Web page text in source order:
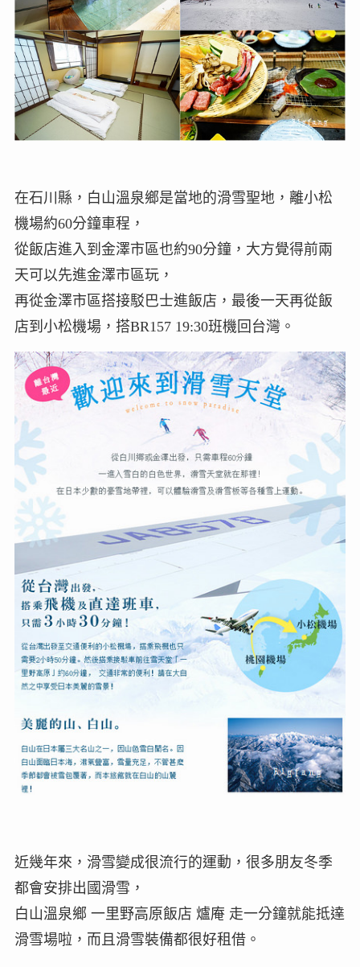
在石川縣，白山溫泉鄉是當地的滑雪聖地，離小松
機場約60分鐘車程，
從飯店進入到金澤市區也約90分鐘，大方覺得前兩
天可以先進金澤市區玩，
再從金澤市區搭接駁巴士進飯店，最後一天再從飯
店到小松機場，搭BR157 19:30班機回台灣。
近幾年來，滑雪變成很流行的運動，很多朋友冬季
都會安排出國滑雪，
白山溫泉鄉 一里野高原飯店 爐庵 走一分鐘就能抵達
滑雪場啦，而且滑雪裝備都很好租借。